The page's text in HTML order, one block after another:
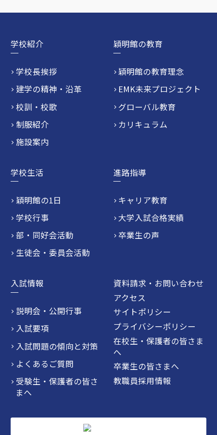
学校紹介
学校長挨拶
建学の精神・沿革
校訓・校歌
制服紹介
施設案内
穎明館の教育
穎明館の教育理念
EMK未来プロジェクト
グローバル教育
カリキュラム
学校生活
穎明館の1日
学校行事
部・同好会活動
生徒会・委員会活動
進路指導
キャリア教育
大学入試合格実績
卒業生の声
入試情報
説明会・公開行事
入試要項
入試問題の傾向と対策
よくあるご質問
受験生・保護者の皆さ
まへ
資料請求・お問い合わせ
アクセス
サイトポリシー
プライバシーポリシー
在校生・保護者の皆さま
へ
卒業生の皆さまへ
教職員採用情報